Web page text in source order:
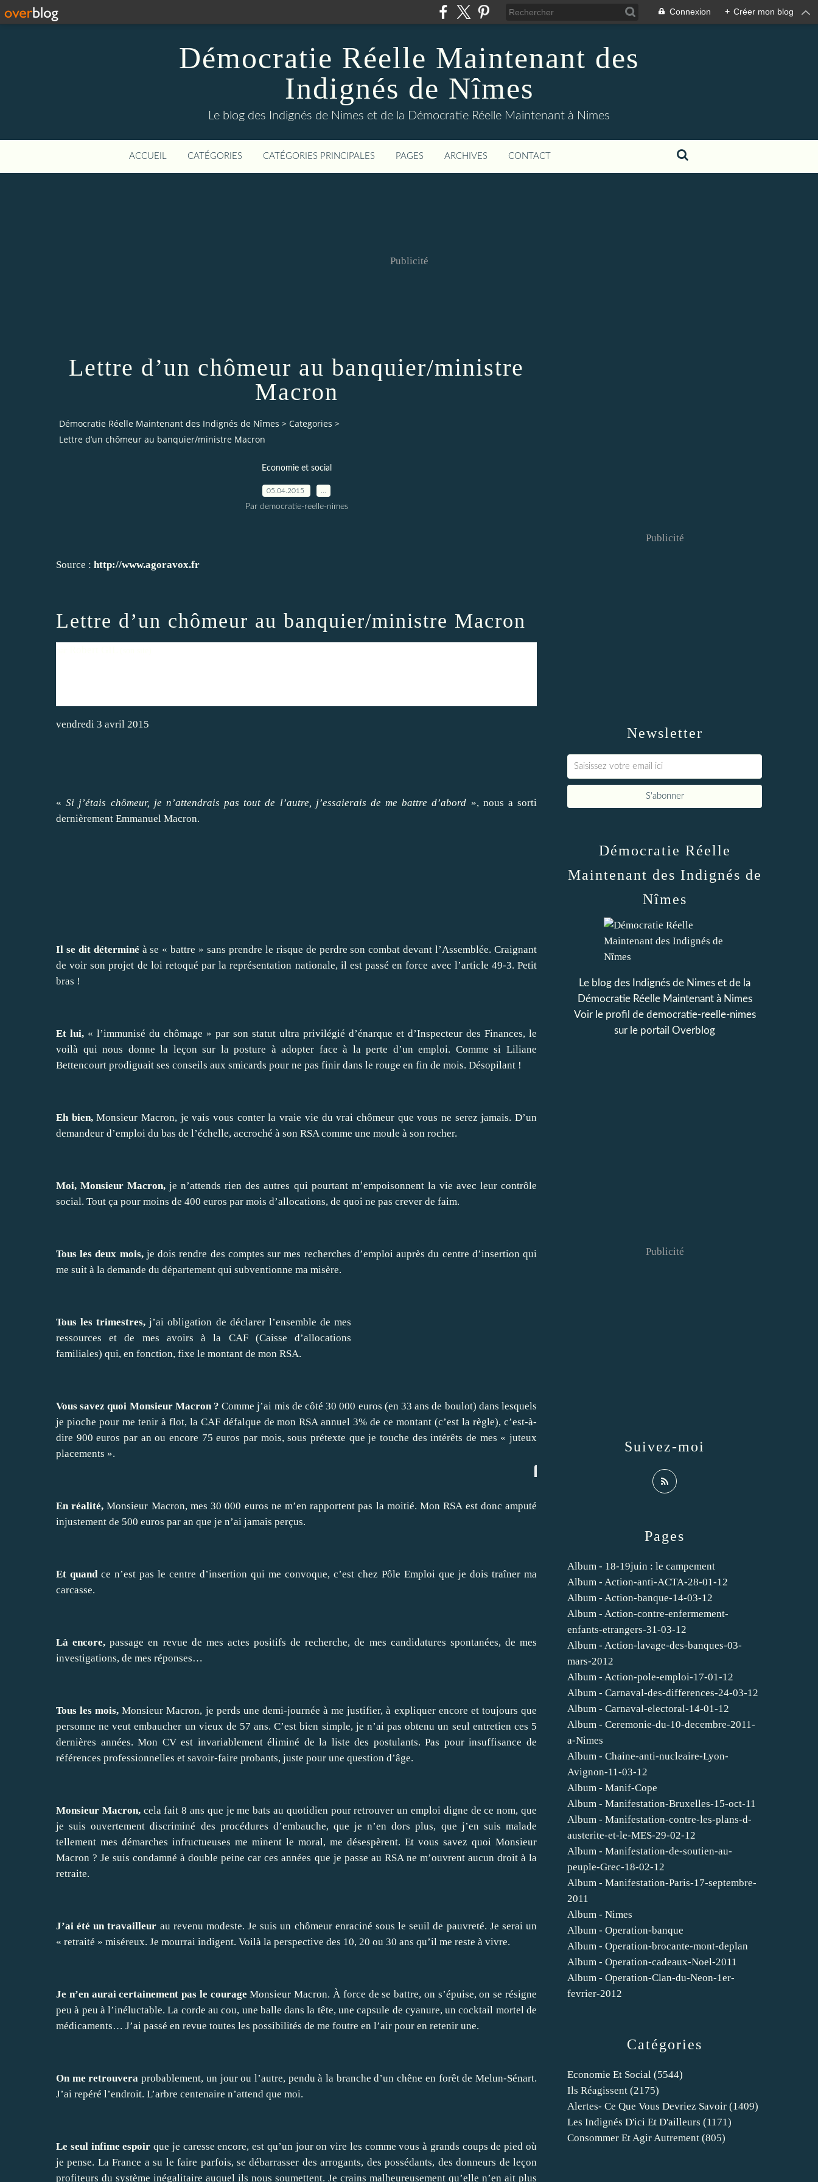
Connexion + Créer mon blog
Démocratie Réelle Maintenant des
Indignés de Nîmes
Le blog des Indignés de Nimes et de la Démocratie Réelle Maintenant à Nimes
ACCUEIL CATÉGORIES CATÉGORIES PRINCIPALES PAGES ARCHIVES CONTACT
Publicité
Lettre d’un chômeur au banquier/ministre
Macron
Démocratie Réelle Maintenant des Indignés de Nîmes > Categories >
Lettre d’un chômeur au banquier/ministre Macron
Economie et social
05.04.2015
Par democratie-reelle-nimes
Source : http://www.agoravox.fr
Lettre d’un chômeur au banquier/ministre Macron
vendredi 3 avril 2015
«Si j’étais chômeur, je n’attendrais pas tout de l’autre, j’essaierais de me battre d’abord », nous a sorti
dernièrement Emmanuel Macron.
Il se dit déterminé à se « battre » sans prendre le risque de perdre son combat devant l’Assemblée. Craignant
de voir son projet de loi retoqué par la représentation nationale, il est passé en force avec l’article 49-3. Petit
bras !
Et lui, « l’immunisé du chômage » par son statut ultra privilégié d’énarque et d’Inspecteur des Finances, le
voilà qui nous donne la leçon sur la posture à adopter face à la perte d’un emploi. Comme si Liliane
Bettencourt prodiguait ses conseils aux smicards pour ne pas finir dans le rouge en fin de mois. Désopilant !
Eh bien,Monsieur Macron, je vais vous conter la vraie vie du vrai chômeur que vous ne serez jamais. D’un
demandeur d’emploi du bas de l’échelle, accroché à son RSA comme une moule à son rocher.
Moi, Monsieur Macron, je n’attends rien des autres qui pourtant m’empoisonnent la vie avec leur contrôle
social. Tout ça pour moins de 400 euros par mois d’allocations, de quoi ne pas crever de faim.
Tous les deux mois,je dois rendre des comptes sur mes recherches d’emploi auprès du centre d’insertion qui
me suit à la demande du département qui subventionne ma misère.
Tous les trimestres, j’ai obligation de déclarer l’ensemble de mes
ressources et de mes avoirs à la CAF (Caisse d’allocations
familiales) qui, en fonction, fixe le montant de mon RSA.
Vous savez quoi Monsieur Macron ? Comme j’ai mis de côté 30 000 euros (en 33 ans de boulot) dans lesquels
je pioche pour me tenir à flot, la CAF défalque de mon RSA annuel 3% de ce montant (c’est la règle), c’est-à-
dire 900 euros par an ou encore 75 euros par mois, sous prétexte que je touche des intérêts de mes « juteux
placements ».
En réalité, Monsieur Macron, mes 30 000 euros ne m’en rapportent pas la moitié. Mon RSA est donc amputé
injustement de 500 euros par an que je n’ai jamais perçus.
Et quandce n’est pas le centre d’insertion qui me convoque, c’est chez Pôle Emploi que je dois traîner ma
carcasse.
Là encore, passage en revue de mes actes positifs de recherche, de mes candidatures spontanées, de mes
investigations, de mes réponses…
Tous les mois, Monsieur Macron, je perds une demi-journée à me justifier, à expliquer encore et toujours que
personne ne veut embaucher un vieux de 57 ans. C’est bien simple, je n’ai pas obtenu un seul entretien ces 5
dernières années. Mon CV est invariablement éliminé de la liste des postulants. Pas pour insuffisance de
références professionnelles et savoir-faire probants, juste pour une question d’âge.
Monsieur Macron,cela fait 8 ans que je me bats au quotidien pour retrouver un emploi digne de ce nom, que
je suis ouvertement discriminé des procédures d’embauche, que je n’en dors plus, que j’en suis malade
tellement mes démarches infructueuses me minent le moral, me désespèrent. Et vous savez quoi Monsieur
Macron ? Je suis condamné à double peine car ces années que je passe au RSA ne m’ouvrent aucun droit à la
retraite.
J’ai été un travailleur au revenu modeste. Je suis un chômeur enraciné sous le seuil de pauvreté. Je serai un
« retraité » miséreux. Je mourrai indigent. Voilà la perspective des 10, 20 ou 30 ans qu’il me reste à vivre.
Je n’en aurai certainement pas le courage Monsieur Macron. À force de se battre, on s’épuise, on se résigne
peu à peu à l’inéluctable. La corde au cou, une balle dans la tête, une capsule de cyanure, un cocktail mortel de
médicaments… J’ai passé en revue toutes les possibilités de me foutre en l’air pour en retenir une.
On me retrouvera probablement, un jour ou l’autre, pendu à la branche d’un chêne en forêt de Melun-Sénart.
J’ai repéré l’endroit. L’arbre centenaire n’attend que moi.
Le seul infime espoir que je caresse encore, est qu’un jour on vire les comme vous à grands coups de pied où
je pense. La France a su le faire parfois, se débarrasser des arrogants, des possédants, des donneurs de leçon
profiteurs du système inégalitaire auquel ils nous soumettent. Je crains malheureusement qu’elle n’en ait plus
Newsletter
Publicité
Catégories
Economie Et Social (5544)
Ils Réagissent (2175)
Alertes- Ce Que Vous Devriez Savoir (1409)
Les Indignés D'ici Et D'ailleurs (1171)
Consommer Et Agir Autrement (805)
Pages
Album - 18-19juin : le campement
Album - Action-anti-ACTA-28-01-12
Album - Action-banque-14-03-12
Album - Action-contre-enfermement-
enfants-etrangers-31-03-12
Album - Action-lavage-des-banques-03-
mars-2012
Album - Action-pole-emploi-17-01-12
Album - Carnaval-des-differences-24-03-12
Album - Carnaval-electoral-14-01-12
Album - Ceremonie-du-10-decembre-2011-
a-Nimes
Album - Chaine-anti-nucleaire-Lyon-
Avignon-11-03-12
Album - Manif-Cope
Album - Manifestation-Bruxelles-15-oct-11
Album - Manifestation-contre-les-plans-d-
austerite-et-le-MES-29-02-12
Album - Manifestation-de-soutien-au-
peuple-Grec-18-02-12
Album - Manifestation-Paris-17-septembre-
2011
Album - Nimes
Album - Operation-banque
Album - Operation-brocante-mont-deplan
Album - Operation-cadeaux-Noel-2011
Album - Operation-Clan-du-Neon-1er-
fevrier-2012
Démocratie Réelle
Maintenant des Indignés de
Nîmes
Le blog des Indignés de Nimes et de la
Démocratie Réelle Maintenant à Nimes
Voir le profil de democratie-reelle-nimes
sur le portail Overblog
Suivez-moi
Publicité